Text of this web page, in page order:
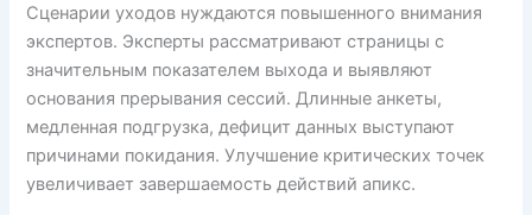
Сценарии уходов нуждаются повышенного внимания
экспертов. Эксперты рассматривают страницы с
значительным показателем выхода и выявляют
основания прерывания сессий. Длинные анкеты,
медленная подгрузка, дефицит данных выступают
причинами покидания. Улучшение критических точек
увеличивает завершаемость действий апикс.